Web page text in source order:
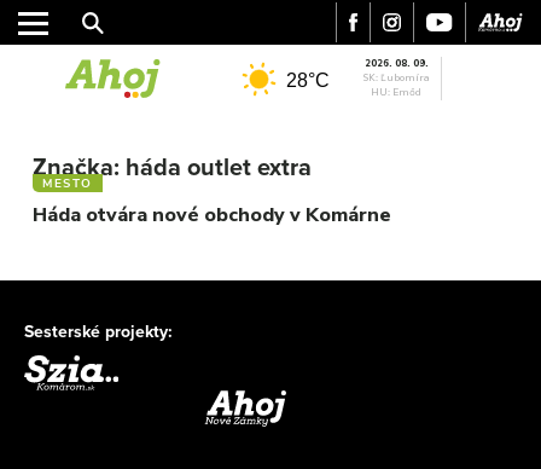
REGIÓN
KULTÚRA
28°C
2026. 08. 09.
SK: Ľubomíra
HU: Emőd
Značka: háda outlet extra
MESTO
Háda otvára nové obchody v Komárne
Sesterské projekty: